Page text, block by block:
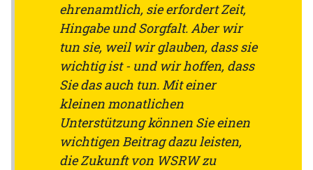
ehrenamtlich, sie erfordert Zeit,
Hingabe und Sorgfalt. Aber wir
tun sie, weil wir glauben, dass sie
wichtig ist - und wir hoffen, dass
Sie das auch tun. Mit einer
kleinen monatlichen
Unterstützung können Sie einen
wichtigen Beitrag dazu leisten,
die Zukunft von WSRW zu